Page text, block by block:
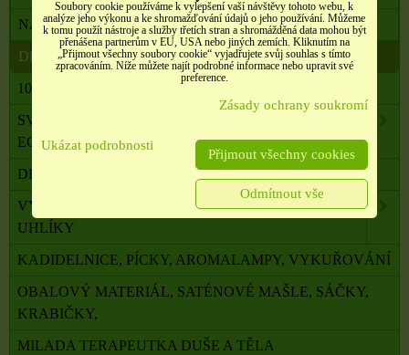
NÁDOBY A POMŮCKY PRO VÝROBU SVÍČEK
DEKORACE, KAMÍNKY AJ.
100 % PŘÍRODNÍ ESENCIÁLNÍ OLEJE SALOOS
SVÍČKY Z PALMOVÉHO A SÓJOVÉHO VOSKU
ECO
DRAHÉ A LÉČIVÉ KAMENY
VYKUŘOVADLA, VONNÉ TYČINKY A ŠIŠKY,
UHLÍKY
KADIDELNICE, PÍCKY, AROMALAMPY, VYKUŘOVÁNÍ
OBALOVÝ MATERIÁL, SATÉNOVÉ MAŠLE, SÁČKY,
KRABIČKY,
MILADA TERAPEUTKA DUŠE A TĚLA
Soubory cookie používáme k vylepšení vaší návštěvy tohoto webu, k
analýze jeho výkonu a ke shromažďování údajů o jeho používání. Můžeme
k tomu použít nástroje a služby třetích stran a shromážděná data mohou být
přenášena partnerům v EU, USA nebo jiných zemích. Kliknutím na
„Přijmout všechny soubory cookie“ vyjadřujete svůj souhlas s tímto
zpracováním. Níže můžete najít podrobné informace nebo upravit své
preference.
Zásady ochrany soukromí
Ukázat podrobnosti
Přijmout všechny cookies
Odmítnout vše